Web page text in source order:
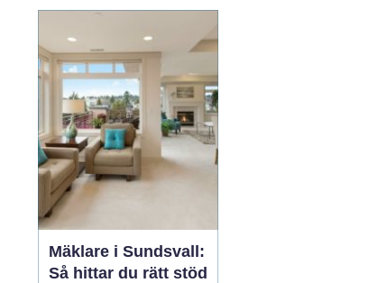
gott skick, medan ytan
på luckor och lådfronter
känns sliten, gulnad eller
omodern. Genom att lå...
Mäklare i Sundsvall:
Så hittar du rätt stöd